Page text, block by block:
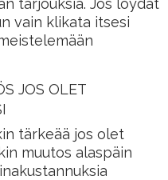
tarjouksia. Jos löydät
vain klikata itsesi
JOS OLET
tärkeää jos olet
muutos alaspäin